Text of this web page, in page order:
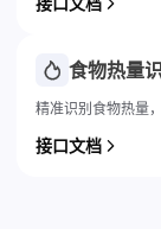
食物热量
精准识别食物热量
接口文档